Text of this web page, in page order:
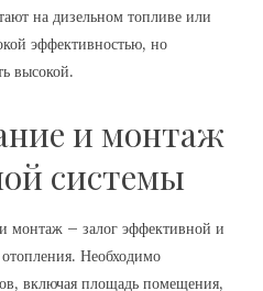
на дизельном топливе или
эффективностью, но
высокой.
и монтаж
системы
монтаж – залог эффективной и
Необходимо
включая площадь помещения,